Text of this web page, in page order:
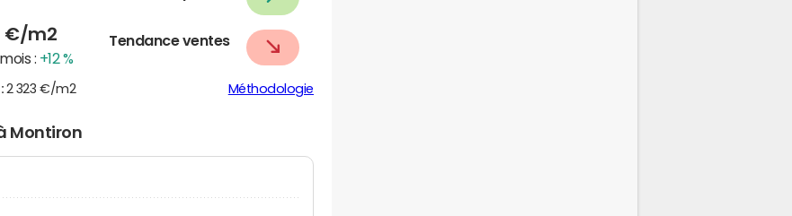
€/m2
: +12 %
Tendance ventes
2 323 €/m2 Méthodologie
Montiron